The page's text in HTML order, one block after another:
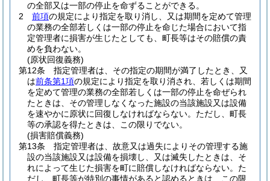
の全部又は一部の停止を命ずることができる。
2
前項の規定により指定を取り消し、又は期間を定めて管理
の業務の全部若しくは一部の停止を命じた場合において指
定管理者に損害が生じたとしても、町長等はその賠償の責
めを負わない。
(原状回復義務)
第12条
指定管理者は、その指定の期間が満了したとき、又
は前条第1項の規定により指定を取り消され、若しくは期間
を定めて管理の業務の全部若しくは一部の停止を命ぜられ
たときは、その管理しなくなった施設の当該施設又は設備
を速やかに原状に回復しなければならない。 ただし、町長
等の承認を得たときは、この限りでない。
(損害賠償義務)
第13条
指定管理者は、故意又は過失によりその管理する施
設の当該施設又は設備を損壊し、又は滅失したときは、そ
れによって生じた損害を町に賠償しなければならない。 た
だし、町長等が特別の事情があると認めるときは、この限